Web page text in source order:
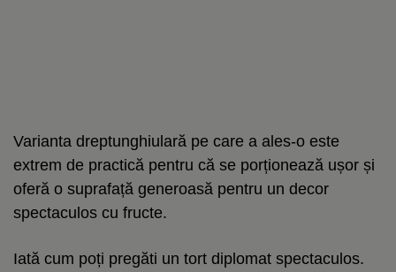
Varianta dreptunghiulară pe care a ales-o este
extrem de practică pentru că se porționează ușor și
oferă o suprafață generoasă pentru un decor
spectaculos cu fructe.
Iată cum poți pregăti un tort diplomat spectaculos.